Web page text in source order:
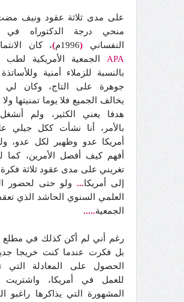
على مدى ثلاثة عقود ونيف
منحي درجة الدكتوراه في
النفساني (1996م )، كان
APA الجمعية الأمريكية لطب
بالنسبة للزملاء أمنية وللأساتذة
جوهرة على التاج، وكان
يخالف الجميع فلا يوما تمنيتها ولا
هدفا يعني الكثير، ولم أنشغل
بالأمر، أنا نشأت ككل جيلي
أمريكا عدو وظهير لكل عدو،
أفهم كيف أفصل الأمرين، كما
تغريني على مدى عقود ثلاثة فكرة
إلى أمريكا... ولو حتى لحضور
العلمي السنوي الحاشد الذي
الجمعية.....
رغم أني لم أكن كذلك في مطلع
بل فكرت عندما كنت خريجا
الحصول على المعادلة التي
للعمل في أمريكا، واشتريت
المشهورة التي يذاكرها راغبو